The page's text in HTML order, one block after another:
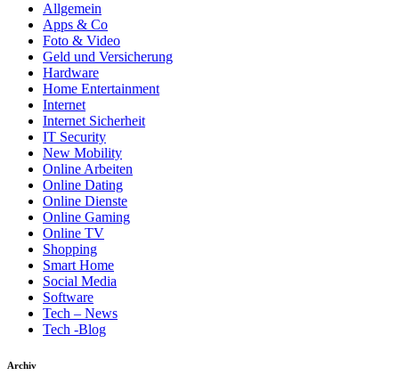
Allgemein
Apps & Co
Foto & Video
Geld und Versicherung
Hardware
Home Entertainment
Internet
Internet Sicherheit
IT Security
New Mobility
Online Arbeiten
Online Dating
Online Dienste
Online Gaming
Online TV
Shopping
Smart Home
Social Media
Software
Tech – News
Tech -Blog
Archiv